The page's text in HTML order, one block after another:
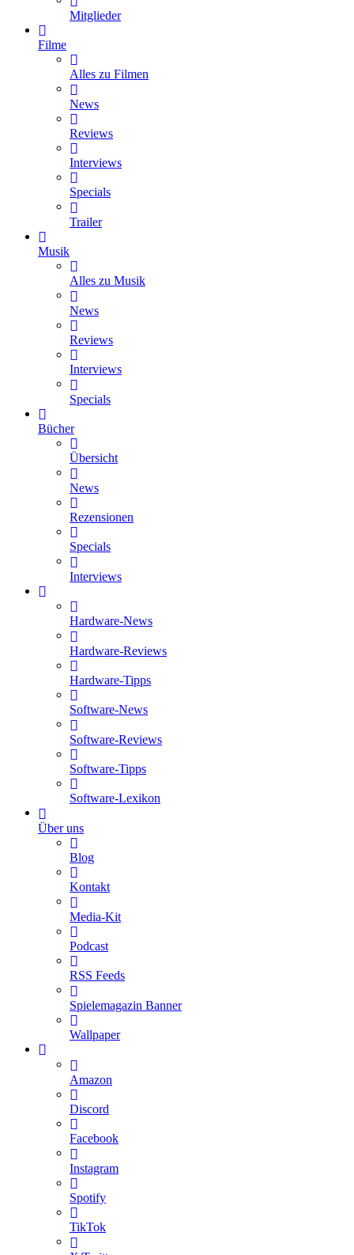
Mitglieder
Filme
Alles zu Filmen
News
Reviews
Interviews
Specials
Trailer
Musik
Alles zu Musik
News
Reviews
Interviews
Specials
Bücher
Übersicht
News
Rezensionen
Specials
Interviews
Hardware-News
Hardware-Reviews
Hardware-Tipps
Software-News
Software-Reviews
Software-Tipps
Software-Lexikon
Über uns
Blog
Kontakt
Media-Kit
Podcast
RSS Feeds
Spielemagazin Banner
Wallpaper
Amazon
Discord
Facebook
Instagram
Spotify
TikTok